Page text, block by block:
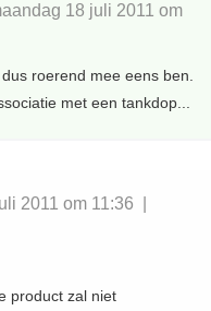
18 juli 2011 om
roerend mee eens ben.
met een tankdop...
2011 om 11:36 |
product zal niet